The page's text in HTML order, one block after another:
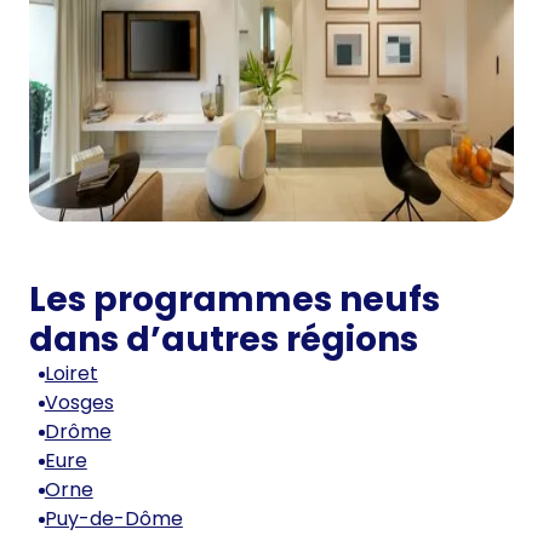
Les programmes neufs
dans d’autres régions
Loiret
Vosges
Drôme
Eure
Orne
Puy-de-Dôme